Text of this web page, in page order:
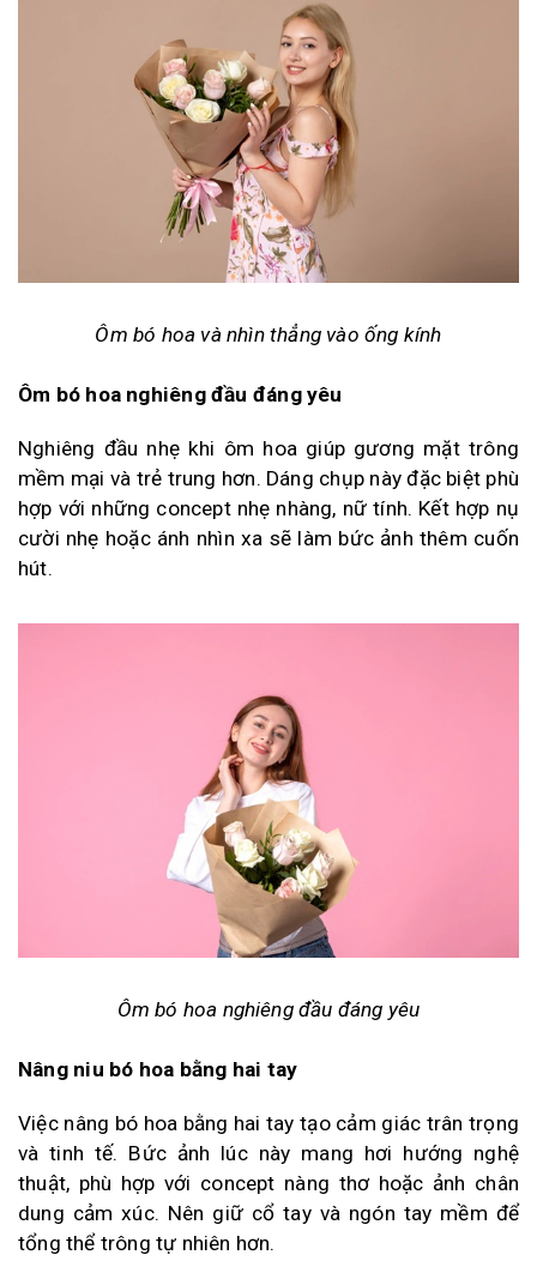
Ôm bó hoa và nhìn thẳng vào ống kính
Ôm bó hoa nghiêng đầu đáng yêu
Nghiêng đầu nhẹ khi ôm hoa giúp gương mặt trông
mềm mại và trẻ trung hơn. Dáng chụp này đặc biệt phù
hợp với những concept nhẹ nhàng, nữ tính. Kết hợp nụ
cười nhẹ hoặc ánh nhìn xa sẽ làm bức ảnh thêm cuốn
hút.
Ôm bó hoa nghiêng đầu đáng yêu
Nâng niu bó hoa bằng hai tay
Việc nâng bó hoa bằng hai tay tạo cảm giác trân trọng
và tinh tế. Bức ảnh lúc này mang hơi hướng nghệ
thuật, phù hợp với concept nàng thơ hoặc ảnh chân
dung cảm xúc. Nên giữ cổ tay và ngón tay mềm để
tổng thể trông tự nhiên hơn.